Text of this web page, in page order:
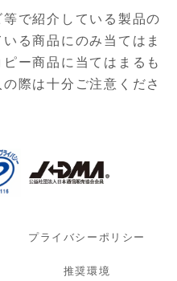
で紹介している製品の
る商品にのみ当てはま
ー商品に当てはまるも
際は十分ご注意くださ
プライバシーポリシー
推奨環境